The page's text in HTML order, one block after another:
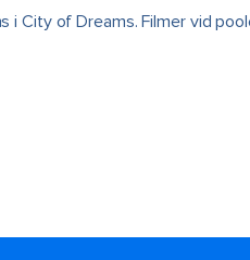
City of Dreams. Filmer vid